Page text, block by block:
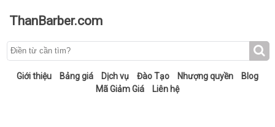
ThanBarber.com
Giới thiệu Bảng giá Dịch vụ Đào Tạo Nhượng quyền
Blog
Mã Giảm Giá
Liên hệ